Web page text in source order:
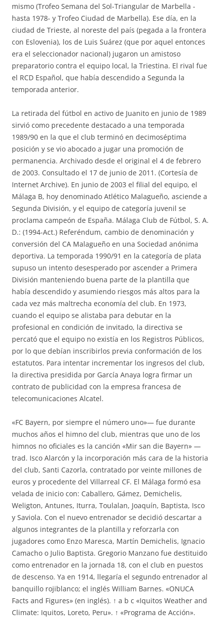
mismo (Trofeo Semana del Sol-Triangular de Marbella -
hasta 1978- y Trofeo Ciudad de Marbella). Ese día, en la
ciudad de Trieste, al noreste del país (pegada a la frontera
con Eslovenia), los de Luis Suárez (que por aquel entonces
era el seleccionador nacional) jugaron un amistoso
preparatorio contra el equipo local, la Triestina. El rival fue
el RCD Español, que había descendido a Segunda la
temporada anterior.
La retirada del fútbol en activo de Juanito en junio de 1989
sirvió como precedente destacado a una temporada
1989/90 en la que el club terminó en decimoséptima
posición y se vio abocado a jugar una promoción de
permanencia. Archivado desde el original el 4 de febrero
de 2003. Consultado el 17 de junio de 2011. (Cortesía de
Internet Archive). En junio de 2003 el filial del equipo, el
Málaga B, hoy denominado Atlético Malagueño, asciende a
Segunda División, y el equipo de categoría juvenil se
proclama campeón de España. Málaga Club de Fútbol, S. A.
D.: (1994-Act.) Referéndum, cambio de denominación y
conversión del CA Malagueño en una Sociedad anónima
deportiva. La temporada 1990/91 en la categoría de plata
supuso un intento desesperado por ascender a Primera
División manteniendo buena parte de la plantilla que
había descendido y asumiendo riesgos más altos para la
cada vez más maltrecha economía del club. En 1973,
cuando el equipo se alistaba para debutar en la
profesional en condición de invitado, la directiva se
percató que el equipo no existía en los Registros Públicos,
por lo que debían inscribirlos previa conformación de los
estatutos. Para intentar incrementar los ingresos del club,
la directiva presidida por García Anaya logra firmar un
contrato de publicidad con la empresa francesa de
telecomunicaciones Alcatel.
«FC Bayern, por siempre el número uno»— fue durante
muchos años el himno del club, mientras que uno de los
himnos no oficiales es la canción «Mir san die Bayern» —
trad. Isco Alarcón y la incorporación más cara de la historia
del club, Santi Cazorla, contratado por veinte millones de
euros y procedente del Villarreal CF. El Málaga formó esa
velada de inicio con: Caballero, Gámez, Demichelis,
Weligton, Antunes, Iturra, Toulalan, Joaquín, Baptista, Isco
y Saviola. Con el nuevo entrenador se decidió descartar a
algunos integrantes de la plantilla y reforzarla con
jugadores como Enzo Maresca, Martín Demichelis, Ignacio
Camacho o Julio Baptista. Gregorio Manzano fue destituido
como entrenador en la jornada 18, con el club en puestos
de descenso. Ya en 1914, llegaría el segundo entrenador al
banquillo rojiblanco; el inglés William Barnes. «ONUCA
Facts and Figures» (en inglés). ↑ a b c «Iquitos Weather and
Climate: Iquitos, Loreto, Peru». ↑ «Programa de Acción».